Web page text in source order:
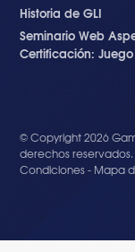
Historia de GLI
Seminario Web
Certificación:
© Copyright 2026
derechos reservados.
Condiciones- Mapa